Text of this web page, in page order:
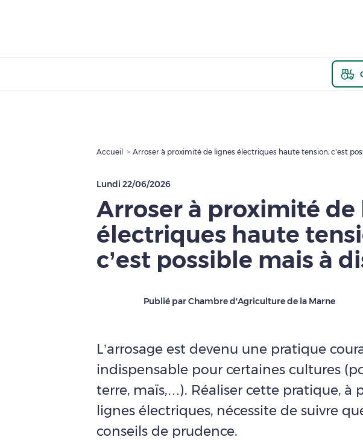
Accueil Arroser à proximité de lignes électriques haute tension, c’est
Lundi 22/06/2026
Arroser à proximité de
électriques haute
c’est possible mais à
Publié par Chambre d'Agriculture de la Marne
L’arrosage est devenu une pratique
indispensable pour certaines cultures
terre, maïs,…). Réaliser cette pratique, à
lignes électriques, nécessite de suivre
conseils de prudence.